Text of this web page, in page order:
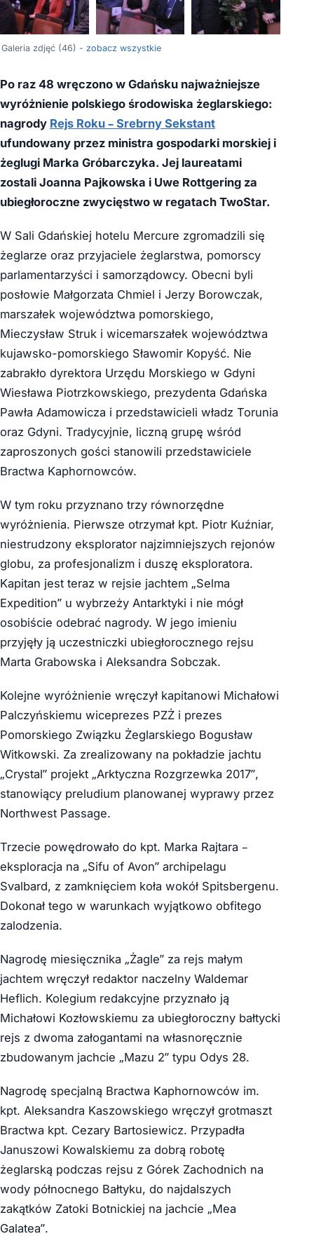
Galeria zdjęć (46) - zobacz wszystkie
Po raz 48 wręczono w Gdańsku najważniejsze
wyróżnienie polskiego środowiska żeglarskiego:
nagrody Rejs Roku – Srebrny Sekstant
ufundowany przez ministra gospodarki morskiej i
żeglugi Marka Gróbarczyka. Jej laureatami
zostali Joanna Pajkowska i Uwe Rottgering za
ubiegłoroczne zwycięstwo w regatach TwoStar.
W Sali Gdańskiej hotelu Mercure zgromadzili się
żeglarze oraz przyjaciele żeglarstwa, pomorscy
parlamentarzyści i samorządowcy. Obecni byli
posłowie Małgorzata Chmiel i Jerzy Borowczak,
marszałek województwa pomorskiego,
Mieczysław Struk i wicemarszałek województwa
kujawsko-pomorskiego Sławomir Kopyść. Nie
zabrakło dyrektora Urzędu Morskiego w Gdyni
Wiesława Piotrzkowskiego, prezydenta Gdańska
Pawła Adamowicza i przedstawicieli władz Torunia
oraz Gdyni. Tradycyjnie, liczną grupę wśród
zaproszonych gości stanowili przedstawiciele
Bractwa Kaphornowców.
W tym roku przyznano trzy równorzędne
wyróżnienia. Pierwsze otrzymał kpt. Piotr Kuźniar,
niestrudzony eksplorator najzimniejszych rejonów
globu, za profesjonalizm i duszę eksploratora.
Kapitan jest teraz w rejsie jachtem „Selma
Expedition” u wybrzeży Antarktyki i nie mógł
osobiście odebrać nagrody. W jego imieniu
przyjęły ją uczestniczki ubiegłorocznego rejsu
Marta Grabowska i Aleksandra Sobczak.
Kolejne wyróżnienie wręczył kapitanowi Michałowi
Palczyńskiemu wiceprezes PZŻ i prezes
Pomorskiego Związku Żeglarskiego Bogusław
Witkowski. Za zrealizowany na pokładzie jachtu
„Crystal” projekt „Arktyczna Rozgrzewka 2017”,
stanowiący preludium planowanej wyprawy przez
Northwest Passage.
Trzecie powędrowało do kpt. Marka Rajtara –
eksploracja na „Sifu of Avon” archipelagu
Svalbard, z zamknięciem koła wokół Spitsbergenu.
Dokonał tego w warunkach wyjątkowo obfitego
zalodzenia.
Nagrodę miesięcznika „Żagle” za rejs małym
jachtem wręczył redaktor naczelny Waldemar
Heflich. Kolegium redakcyjne przyznało ją
Michałowi Kozłowskiemu za ubiegłoroczny bałtycki
rejs z dwoma załogantami na własnoręcznie
zbudowanym jachcie „Mazu 2” typu Odys 28.
Nagrodę specjalną Bractwa Kaphornowców im.
kpt. Aleksandra Kaszowskiego wręczył grotmaszt
Bractwa kpt. Cezary Bartosiewicz. Przypadła
Januszowi Kowalskiemu za dobrą robotę
żeglarską podczas rejsu z Górek Zachodnich na
wody północnego Bałtyku, do najdalszych
zakątków Zatoki Botnickiej na jachcie „Mea
Galatea”.